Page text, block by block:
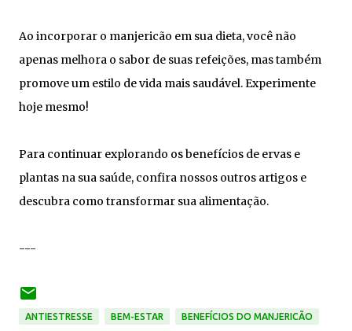
Ao incorporar o manjericão em sua dieta, você não
apenas melhora o sabor de suas refeições, mas também
promove um estilo de vida mais saudável. Experimente
hoje mesmo!
Para continuar explorando os benefícios de ervas e
plantas na sua saúde, confira nossos outros artigos e
descubra como transformar sua alimentação.
---
ANTIESTRESSE BEM-ESTAR BENEFÍCIOS DO MANJERICÃO